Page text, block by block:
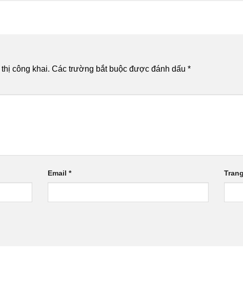
công khai. Các trường bắt buộc được đánh dấu *
Email*